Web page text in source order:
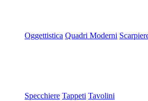
Oggettistica Quadri Moderni
Specchiere Tappeti Tavolini